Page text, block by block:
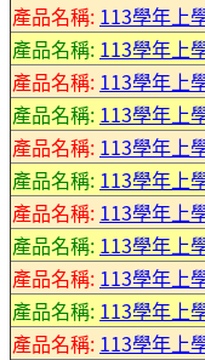
產品名稱: 113學年上
產品名稱: 113學年上
產品名稱: 113學年上
產品名稱: 113學年上
產品名稱: 113學年上
產品名稱: 113學年上
產品名稱: 113學年上
產品名稱: 113學年上
產品名稱: 113學年上
產品名稱: 113學年上
產品名稱: 113學年上